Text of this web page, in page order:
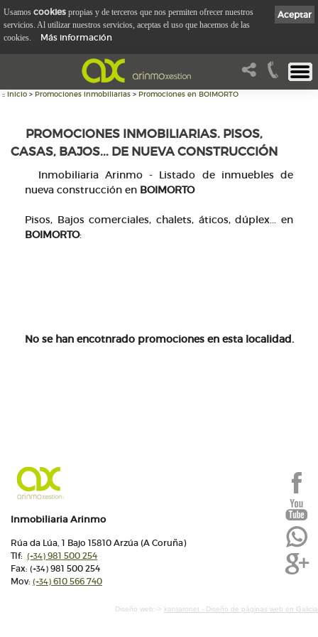
:: Inicio > Promociones inmobiliarias > Promociones en BOIMORTO
PROMOCIONES INMOBILIARIAS. PISOS,
CASAS, BAJOS... DE NUEVA CONSTRUCCIÓN
Inmobiliaria Arinmo - Listado de inmuebles de
nueva construcción en BOIMORTO
Pisos, Bajos comerciales, chalets, áticos, dúplex... en
BOIMORTO:
No se han encotnrado promociones en esta localidad.
Inmobiliaria Arinmo
Rúa da Lúa, 1 Bajo 15810 Arzúa (A Coruña)
Tlf: (+34) 981 500 254
Fax: (+34) 981 500 254
Mov: (+34) 610 566 740
Diseño web:-> kantaronet - Diseño de páginas web en Galicia
Aceptar
Usamos cookies propias y de terceros que nos permiten ofrecer nuestros
servicios. Al utilizar nuestros servicios, aceptas el uso que hacemos de las
cookies.
Más información